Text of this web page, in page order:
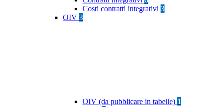
Costi contratti integrativi 3
OIV 3
OIV (da pubblicare in tabelle) 1